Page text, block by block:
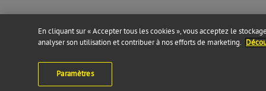
En cliquant sur « Accepter tous les cookies », vous acceptez le
analyser son utilisation et contribuer à nos efforts de marketing.
Paramètres